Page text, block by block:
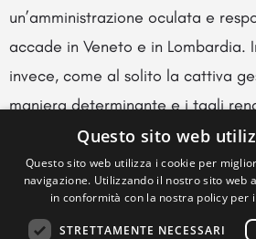
un’amministrazione oculata e
accade in Veneto e in Lombardia.
invece, come al solito la cattiva
maniera determinante e i tagli
scadenti le prestazioni. E, come
mancanze saranno ripianate
dello Stato centrale. E’ quindi –
meccanismo che non funziona
Questo sito web
Questo sito web utilizza i cookie per
navigazione. Utilizzando il nostro sito web
in conformità con la nostra policy per
STRETTAMENTE NECESSARI